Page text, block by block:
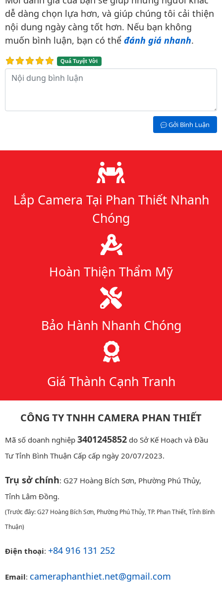
dễ dàng chọn lựa hơn, và giúp chúng tôi cải thiện
nội dung ngày càng tốt hơn. Nếu bạn không
muốn bình luận, bạn có thể đánh giá nhanh.
Quá Tuyệt Vời
Nội dung bình luận
Gởi Bình Luận
Lý do chọn chúng tôi
Lắp Camera Tại Phan Thiết Nhanh
Chóng
Hoàn Thiện Thẩm Mỹ
Bảo Hành Nhanh Chóng
Giá Thành Cạnh Tranh
CÔNG TY TNHH CAMERA PHAN THIẾT
Mã số doanh nghiệp 3401245852 do Sở Kế Hoạch và Đầu
Tư Tỉnh Bình Thuận Cấp cấp ngày 20/07/2023.
Trụ sở chính: G27 Hoàng Bích Sơn, Phường Phú Thủy,
Tỉnh Lâm Đồng.
(Trước đây: G27 Hoàng Bích Sơn, Phường Phú Thủy, TP. Phan Thiết, Tỉnh Bình
Thuận)
Điện thoại: +84 916 131 252
Email: cameraphanthiet.net@gmail.com